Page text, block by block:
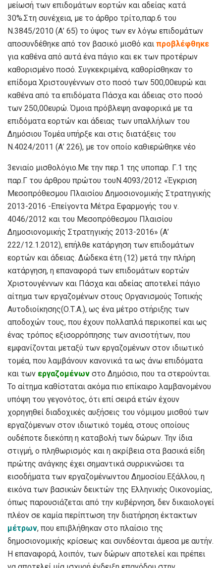
μείωσή των επιδομάτων εορτών και αδείας κατά
30%.Στη συνέχεια, με το άρθρο τρίτο,παρ.6 του
Ν.3845/2010 (Α’ 65) το ύψος των εν λόγω επιδομάτων
αποσυνδέθηκε από τον βασικό μισθό και προβλέφθηκε
για καθένα από αυτά ένα πάγιο και εκ των προτέρων
καθορισμένο ποσό. Συγκεκριμένα, καθορίσθηκαν το
επίδομα Χριστουγέννων στο ποσό των 500,00ευρώ και
καθένα από τα επιδόματα Πάσχα και άδειας στο ποσό
των 250,00ευρώ. Όμοια πρόβλεψη αναφορικά με τα
επιδόματα εορτών και άδειας των υπαλλήλων του
Δημόσιου Τομέα υπήρξε και στις διατάξεις του
Ν.4024/2011 (Α’ 226), με τον οποίο καθιερώθηκε νέο
3ενιαίο μισθολόγιο.Με την περ.1 της υποπαρ. Γ.1 της
παρ.Γ του άρθρου πρώτου τουΝ.4093/2012 «Έγκριση
Μεσοπρόθεσμου Πλαισίου Δημοσιονομικής Στρατηγικής
2013-2016 -Επείγοντα Μέτρα Εφαρμογής του ν.
4046/2012 και του Μεσοπρόθεσμου Πλαισίου
Δημοσιονομικής Στρατηγικής 2013-2016» (Α’
222/12.1.2012), επήλθε κατάργηση των επιδομάτων
εορτών και άδειας. Δώδεκα έτη (12) μετά την πλήρη
κατάργηση, η επαναφορά των επιδομάτων εορτών
Χριστουγέννων και Πάσχα και αδείας αποτελεί πάγιο
αίτημα των εργαζομένων στους Οργανισμούς Τοπικής
Αυτοδιοίκησης(Ο.Τ.Α.), ως ένα μέτρο στήριξης των
αποδοχών τους, που έχουν πολλαπλά περικοπεί και ως
ένας τρόπος εξισορρόπησης των ανισοτήτων, που
εμφανίζονται μεταξύ των εργαζομένων στον ιδιωτικό
τομέα, που λαμβάνουν κανονικά τα ως άνω επιδόματα
και των εργαζομένων στο Δημόσιο, που τα στερούνται.
Το αίτημα καθίσταται ακόμα πιο επίκαιρο λαμβανομένου
υπόψη του γεγονότος, ότι επί σειρά ετών έχουν
χορηγηθεί διαδοχικές αυξήσεις του νόμιμου μισθού των
εργαζόμενων στον ιδιωτικό τομέα, στους οποίους
ουδέποτε διεκόπη η καταβολή των δώρων. Την ίδια
στιγμή, ο πληθωρισμός και η ακρίβεια στα βασικά είδη
πρώτης ανάγκης έχει σημαντικά συρρικνώσει τα
εισοδήματα των εργαζομένωντου Δημοσίου.Εξάλλου, η
εικόνα των βασικών δεικτών της Ελληνικής Οικονομίας,
όπως παρουσιάζεται από την κυβέρνηση, δεν δικαιολογεί
πλέον σε καμία περίπτωση την διατήρηση έκτακτων
μέτρων, που επιβλήθηκαν στο πλαίσιο της
δημοσιονομικής κρίσεως και συνδέονται άμεσα με αυτήν.
Η επαναφορά, λοιπόν, των δώρων αποτελεί και πρέπει